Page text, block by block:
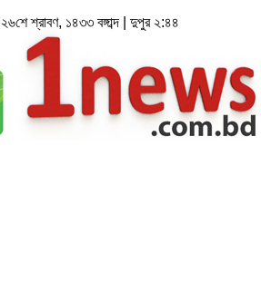
শ্রাবণ, ১৪৩৩ বঙ্গাব্দ | দুপুর ২:৪৪